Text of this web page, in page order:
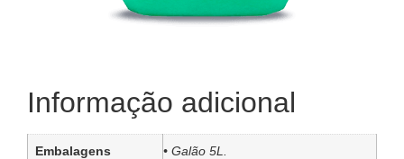
Informação adicional
Embalagens
• Galão 5L.